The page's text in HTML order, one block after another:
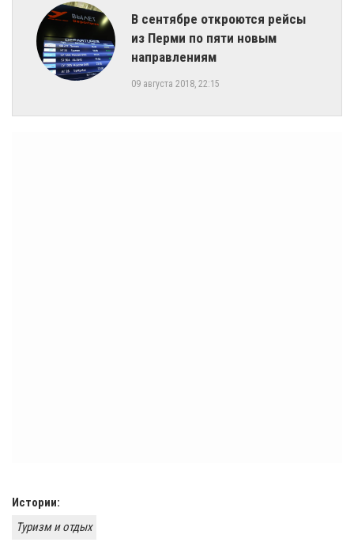
В сентябре откроются рейсы
из Перми по пяти новым
направлениям
09 августа 2018, 22:15
Истории:
Туризм и отдых